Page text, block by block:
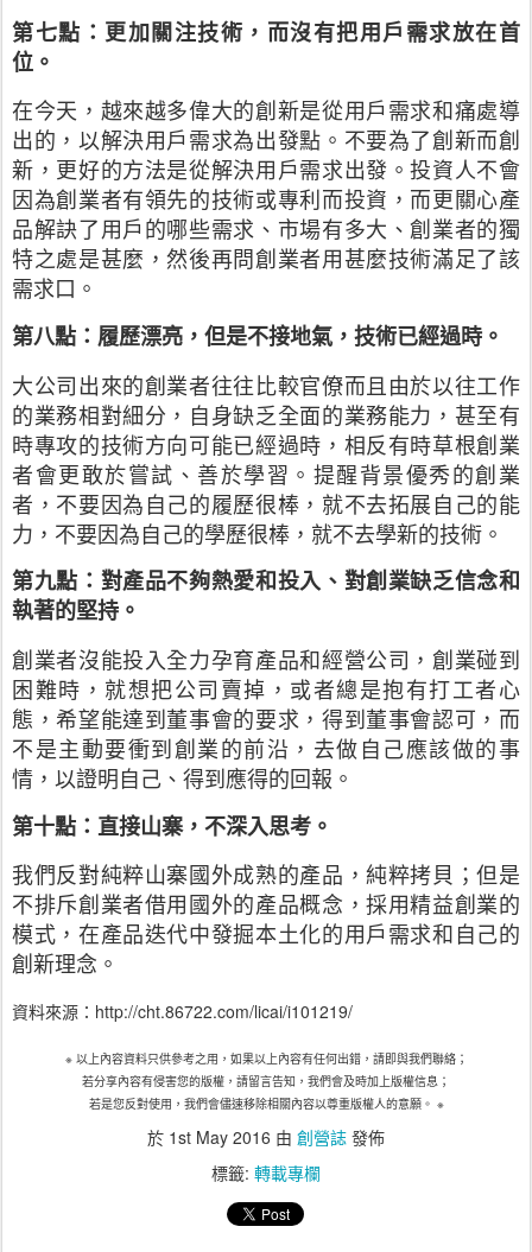
第七點：更加關注技術，而沒有把用戶需求放在首
位。
在今天，越來越多偉大的創新是從用戶需求和痛處導
出的，以解決用戶需求為出發點。不要為了創新而創
新，更好的方法是從解決用戶需求出發。投資人不會
因為創業者有領先的技術或專利而投資，而更關心產
品解訣了用戶的哪些需求、市場有多大、創業者的獨
特之處是甚麼，然後再問創業者用甚麼技術滿足了該
需求口。
第八點：履歷漂亮，但是不接地氣，技術已經過時。
大公司出來的創業者往往比較官僚而且由於以往工作
的業務相對細分，自身缺乏全面的業務能力，甚至有
時專攻的技術方向可能已經過時，相反有時草根創業
者會更敢於嘗試、善於學習。提醒背景優秀的創業
者，不要因為自己的履歷很棒，就不去拓展自己的能
力，不要因為自己的學歷很棒，就不去學新的技術。
第九點：對產品不夠熱愛和投入、對創業缺乏信念和
執著的堅持。
創業者沒能投入全力孕育產品和經營公司，創業碰到
困難時，就想把公司賣掉，或者總是抱有打工者心
態，希望能達到董事會的要求，得到董事會認可，而
不是主動要衝到創業的前沿，去做自己應該做的事
情，以證明自己、得到應得的回報。
第十點：直接山寨，不深入思考。
我們反對純粹山寨國外成熟的產品，純粹拷貝；但是
不排斥創業者借用國外的產品概念，採用精益創業的
模式，在產品迭代中發掘本土化的用戶需求和自己的
創新理念。
資料來源：http://cht.86722.com/licai/i101219/
※ 以上內容資料只供參考之用，如果以上內容有任何出錯，請即與我們聯絡；
若分享內容有侵害您的版權，請留言告知，我們會及時加上版權信息；
若是您反對使用，我們會儘速移除相關內容以尊重版權人的意願。 ※
於 1st May 2016 由 創營誌 發佈
標籤: 轉載專欄